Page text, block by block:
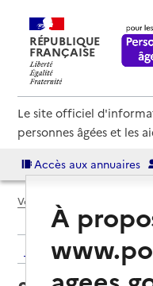
RÉPUBLIQUE
FRANÇAISE
Le site officiel
personnes âgées et les
Accès aux annuaires
Voir le fil d’Ariane
Retour aux
À